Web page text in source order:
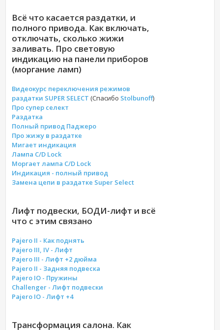
Всё что касается раздатки, и
полного привода. Как включать,
отключать, сколько жижи
заливать. Про световую
индикацию на панели приборов
(моргание ламп)
Видеокурс переключения режимов
раздатки SUPER SELECT (Спасибо Stolbunoff)
Про супер селект
Раздатка
Полный привод Паджеро
Про жижу в раздатке
Мигает индикация
Лампа C/D Lock
Моргает лампа C/D Lock
Индикация - полный привод
Замена цепи в раздатке Super Select
Лифт подвески, БОДИ-лифт и всё
что с этим связано
Pajero II - Как поднять
Pajero III, IV - Лифт
Pajero III - Лифт +2 дюйма
Pajero II - Задняя подвеска
Pajero IO - Пружины
Challenger - Лифт подвески
Pajero IO - Лифт +4
Трансформация салона. Как